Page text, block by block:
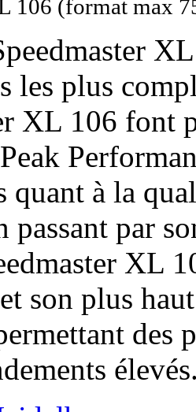
106 (format max
les plus
XL 106 font
quant à la
passant par
XL
son plus
des